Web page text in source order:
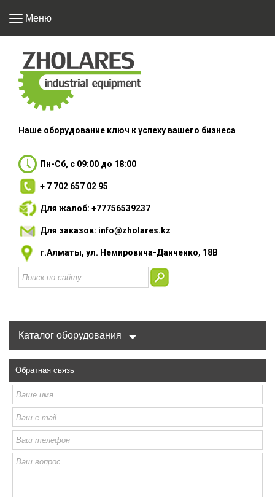
Наше оборудование ключ к успеху вашего бизнеса
Пн-Сб, с 09:00 до 18:00
+ 7 702 657 02 95
Для жалоб: +77756539237
Для заказов: info@zholares.kz
г.Алматы, ул. Немировича-Данченко, 18В
Меню
Каталог оборудования
Обратная связь